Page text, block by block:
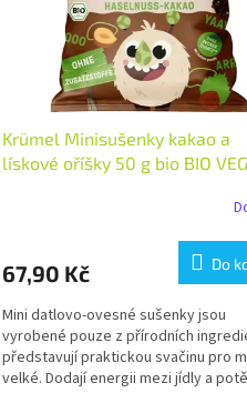
Krümel Minisušenky kakao a
lískové oříšky 50 g bio BIO
67,90 Kč Do
Mini datlovo-ovesné sušenky jsou
vyrobené pouze z přírodních
představují praktickou svačinu pro
velké. Dodají energii mezi jídly a